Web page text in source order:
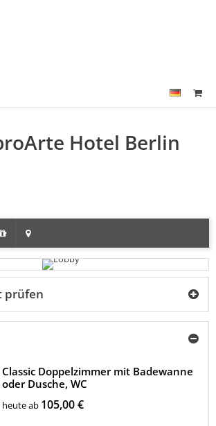
Hotel Berlin
prüfen
Classic Doppelzimmer mit Badewanne
oder Dusche, WC
heute ab 105,00 €